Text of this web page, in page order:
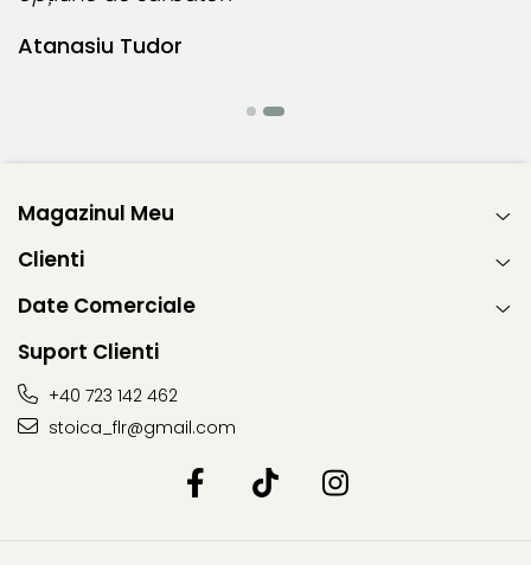
Atanasiu Tudor
Magazinul Meu
Clienti
Date Comerciale
Suport Clienti
+40 723 142 462
stoica_flr@gmail.com